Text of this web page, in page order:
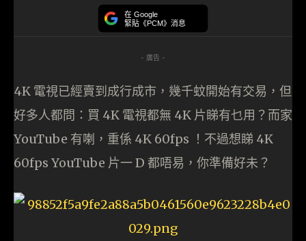
在 Google
緊貼《PCM》消息
- 廣告 -
4K 電視已經賣到成行成市，幾千蚊開始有交易，但
好多人都問：買 4K 電視都無 4K 片睇有乜用？而家
YouTube 有喇，重係 4K 60fps ！不過想睇 4K
60fps YouTube 片一 D 都唔易，你準備好未？